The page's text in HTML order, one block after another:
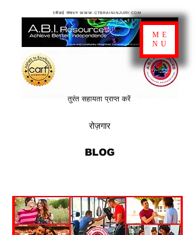
रोज़गार
तुरंत सहायता प्राप्त करें
BLOG
एबीआई संसाधन WWW.CTBRAININJURY.COM
ME
NU